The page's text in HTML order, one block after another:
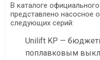
В каталоге
представлено насосное
следующих серий:
Unilift KP —
поплавковым